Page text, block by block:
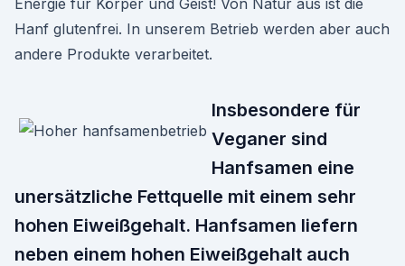
Energie für Körper und Geist! Von Natur aus ist die
Hanf glutenfrei. In unserem Betrieb werden aber auch
andere Produkte verarbeitet.
Insbesondere für
Veganer sind
Hanfsamen eine
unersätzliche Fettquelle mit einem sehr
hohen Eiweißgehalt. Hanfsamen liefern
neben einem hohen Eiweißgehalt auch